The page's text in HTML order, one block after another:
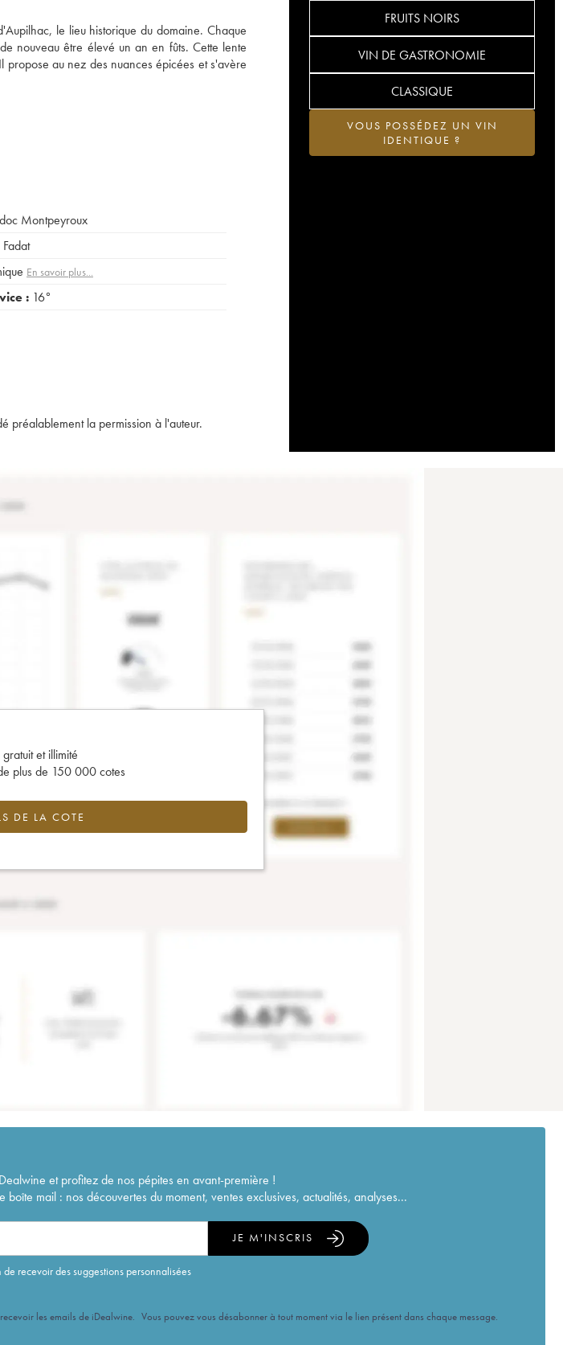
le lieu historique du domaine. Chaque
nouveau être élevé un an en fûts. Cette lente
propose au nez des nuances épicées et s'avère
FRUITS NOIRS
VIN DE GASTRONOMIE
CLASSIQUE
VOUS POSSÉDEZ UN VIN
IDENTIQUE ?
Montpeyroux
En savoir plus...
: 16°
préalablement la permission à l'auteur.
et illimité
plus de 150 000 cotes
DE LA COTE
et profitez de nos pépites en avant-première !
boîte mail : nos découvertes du moment, ventes exclusives, actualités, analyses...
recevoir des suggestions personnalisées
JE M'INSCRIS
les emails de iDealwine. Vous pouvez vous désabonner à tout moment via le lien présent dans chaque message.